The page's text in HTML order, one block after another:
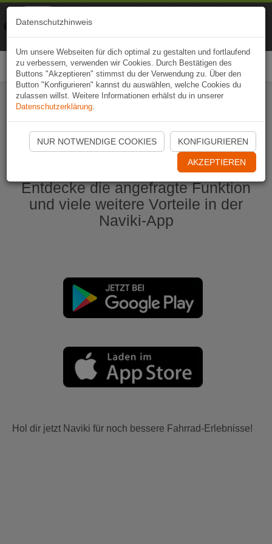
Naviki App jetzt öffnen
Entdecke die angefragte Funktion
und viele weitere Vorteile in der
Naviki-App
Hol dir jetzt Naviki für noch bessere Fahrrad-Erlebnisse!
Datenschutzhinweis
Um unsere Webseiten für dich optimal zu gestalten und fortlaufend
zu verbessern, verwenden wir Cookies. Durch Bestätigen des
Buttons "Akzeptieren" stimmst du der Verwendung zu. Über den
Button "Konfigurieren" kannst du auswählen, welche Cookies du
zulassen willst. Weitere Informationen erhälst du in unserer
Datenschutzerklärung.
NUR NOTWENDIGE COOKIES KONFIGURIEREN
AKZEPTIEREN
Naviki